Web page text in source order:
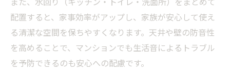
配置すると、家事効率がアップし、家族が安心して使え
る清潔な空間を保ちやすくなります。天井や壁の防音性
を高めることで、マンションでも生活音によるトラブル
を予防できるのも安心への配慮です。